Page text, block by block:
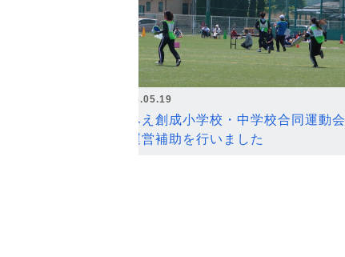
2026.05.19
なみえ創成小学校・中学校合同運動会
の運営補助を行いました